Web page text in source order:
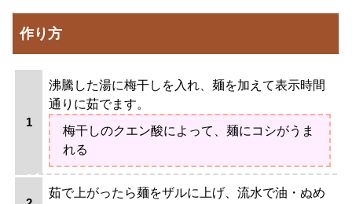
作り方
沸騰した湯に梅干しを入れ、麺を加えて表示時間
通りに茹でます。
梅干しのクエン酸によって、麺にコシがうま
れる
茹で上がったら麺をザルに上げ、流水で油・ぬめ